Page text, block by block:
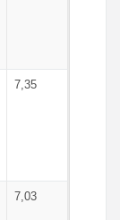
7,35
7,03